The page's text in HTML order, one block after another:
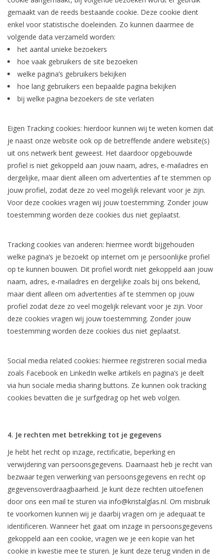
gemaakt van de reeds bestaande cookie. Deze cookie dient
enkel voor statistische doeleinden. Zo kunnen daarmee de
volgende data verzameld worden:
het aantal unieke bezoekers
hoe vaak gebruikers de site bezoeken
welke pagina’s gebruikers bekijken
hoe lang gebruikers een bepaalde pagina bekijken
bij welke pagina bezoekers de site verlaten
Eigen Tracking cookies: hierdoor kunnen wij te weten komen dat
je naast onze website ook op de betreffende andere website(s)
uit ons netwerk bent geweest. Het daardoor opgebouwde
profiel is niet gekoppeld aan jouw naam, adres, e-mailadres en
dergelijke, maar dient alleen om advertenties af te stemmen op
jouw profiel, zodat deze zo veel mogelijk relevant voor je zijn.
Voor deze cookies vragen wij jouw toestemming. Zonder jouw
toestemming worden deze cookies dus niet geplaatst.
Tracking cookies van anderen: hiermee wordt bijgehouden
welke pagina’s je bezoekt op internet om je persoonlijke profiel
op te kunnen bouwen. Dit profiel wordt niet gekoppeld aan jouw
naam, adres, e-mailadres en dergelijke zoals bij ons bekend,
maar dient alleen om advertenties af te stemmen op jouw
profiel zodat deze zo veel mogelijk relevant voor je zijn. Voor
deze cookies vragen wij jouw toestemming. Zonder jouw
toestemming worden deze cookies dus niet geplaatst.
Social media related cookies: hiermee registreren social media
zoals Facebook en LinkedIn welke artikels en pagina’s je deelt
via hun sociale media sharing buttons. Ze kunnen ook tracking
cookies bevatten die je surfgedrag op het web volgen.
4. Je rechten met betrekking tot je gegevens
Je hebt het recht op inzage, rectificatie, beperking en
verwijdering van persoonsgegevens. Daarnaast heb je recht van
bezwaar tegen verwerking van persoonsgegevens en recht op
gegevensoverdraagbaarheid. Je kunt deze rechten uitoefenen
door ons een mail te sturen via info@kristalglas.nl. Om misbruik
te voorkomen kunnen wij je daarbij vragen om je adequaat te
identificeren. Wanneer het gaat om inzage in persoonsgegevens
gekoppeld aan een cookie, vragen we je een kopie van het
cookie in kwestie mee te sturen. Je kunt deze terug vinden in de